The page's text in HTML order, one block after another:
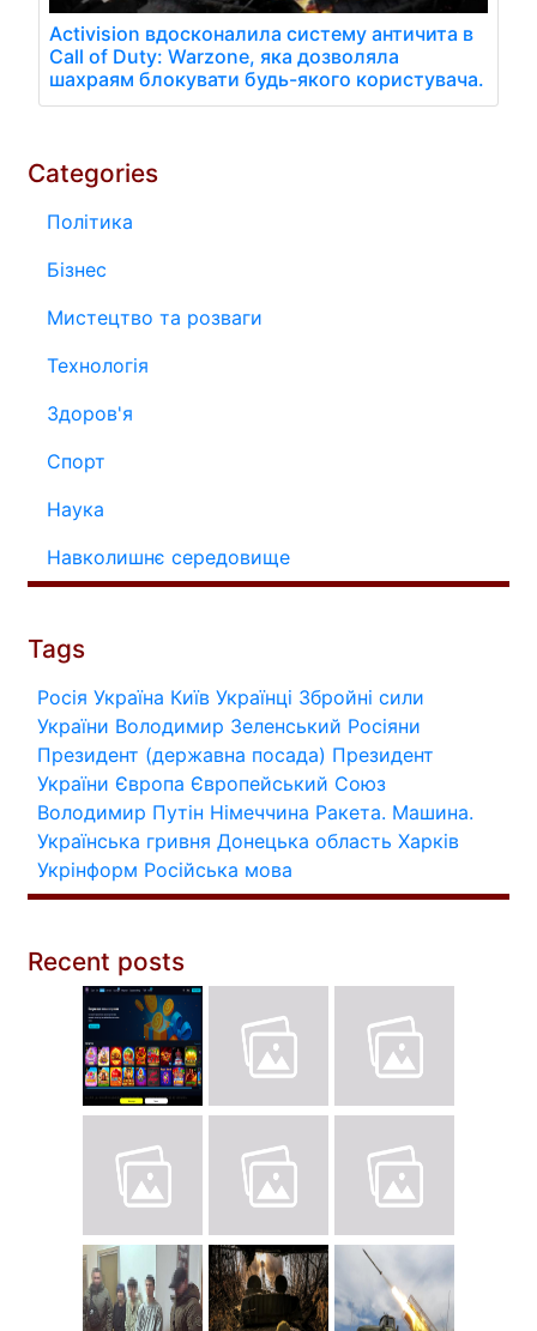
Activision вдосконалила систему античита в
Call of Duty: Warzone, яка дозволяла
шахраям блокувати будь-якого користувача.
Categories
Політика
Бізнес
Мистецтво та розваги
Технологія
Здоров'я
Спорт
Наука
Навколишнє середовище
Tags
Росія Україна Київ Українці Збройні сили
України Володимир Зеленський Росіяни
Президент (державна посада) Президент
України Європа Європейський Союз
Володимир Путін Німеччина Ракета. Машина.
Українська гривня Донецька область Харків
Укрінформ Російська мова
Recent posts